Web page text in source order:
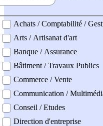
professionel
Achats / Comptabilité /
Arts / Artisanat d'art
Banque / Assurance
Bâtiment / Travaux Publics
Commerce / Vente
Communication /
Conseil / Etudes
Direction d'entreprise